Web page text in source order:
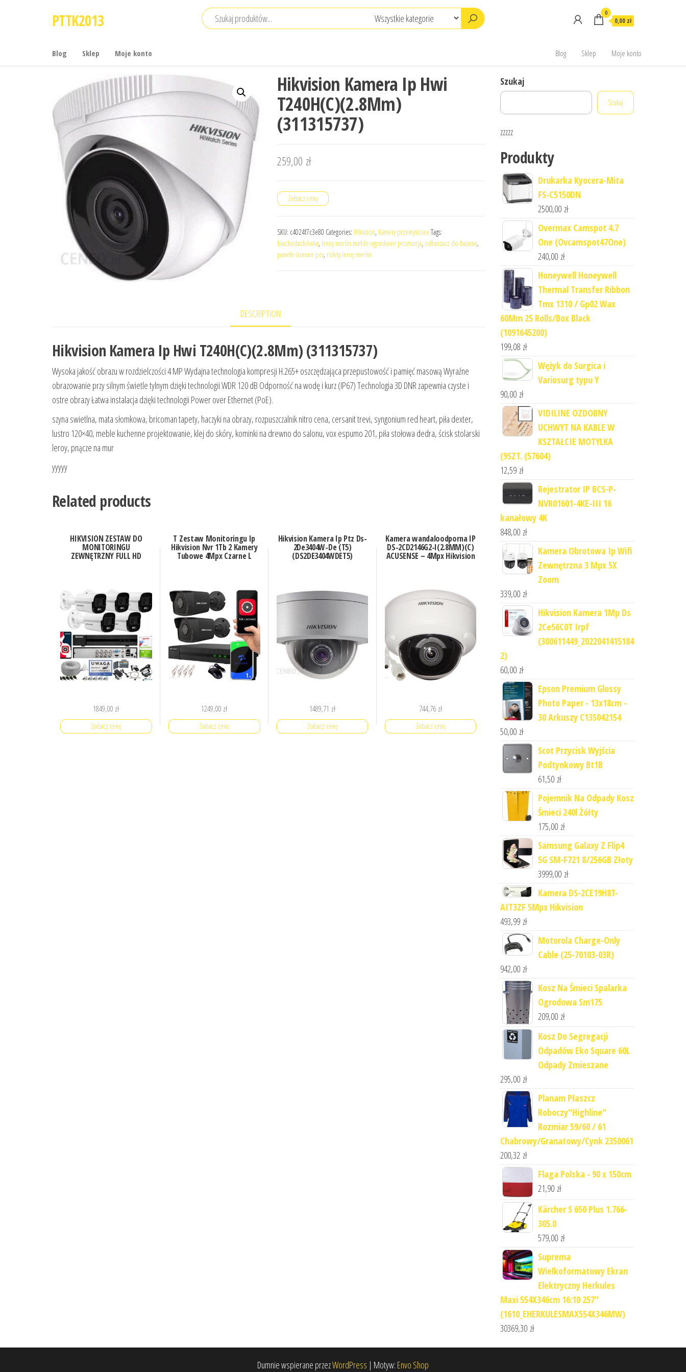
PTTK2013 0
0,00 zł
Blog Sklep Moje konto Blog Sklep Moje konto
Hikvision Kamera Ip Hwi
T240H(C)(2.8Mm)
(311315737)
259,00 zł
Zobacz cenę
SKU: c4024f7c3e80 Categories: Hikvision, Kamery przemysłowe Tags:
blachodachówka, leroy merlin meble ogrodowe promocja, odkurzacz do basenu,
panele ścienne pcv, rolety leroy merlin
DESCRIPTION
Hikvision Kamera Ip Hwi T240H(C)(2.8Mm) (311315737)
Wysoka jakość obrazu w rozdzielczości 4 MP Wydajna technologia kompresji H.265+ oszczędzająca przepustowość i pamięć masową Wyraźne
obrazowanie przy silnym świetle tylnym dzięki technologii WDR 120 dB Odporność na wodę i kurz (IP67) Technologia 3D DNR zapewnia czyste i
ostre obrazy Łatwa instalacja dzięki technologii Power over Ethernet (PoE).
szyna swietlna, mata słomkowa, bricoman tapety, haczyki na obrazy, rozpuszczalnik nitro cena, cersanit trevi, syngonium red heart, piła dexter,
lustro 120×40, meble kuchenne projektowanie, klej do skóry, kominki na drewno do salonu, vox espumo 201, piła stołowa dedra, ścisk stolarski
leroy, pnącze na mur
yyyyy
Related products
HIKVISION ZESTAW DO
MONITORINGU
ZEWNĘTRZNY FULL HD
1849,00 zł
Zobacz cenę
T Zestaw Monitoringu Ip
Hikvision Nvr 1Tb 2 Kamery
Tubowe 4Mpx Czarne L
1249,00 zł
Zobacz cenę
Hikvision Kamera Ip Ptz Ds-
2De3404W-De (T5)
(DS2DE3404WDET5)
1489,71 zł
Zobacz cenę
Kamera wandaloodporna IP
DS-2CD2146G2-I(2.8MM)(C)
ACUSENSE – 4Mpx Hikvision
744,76 zł
Zobacz cenę
Szukaj
Szukaj
zzzzz
Produkty
Drukarka Kyocera-Mita
FS-C5150DN
2500,00 zł
Overmax Camspot 4.7
One (Ovcamspot47One)
240,00 zł
Honeywell Honeywell
Thermal Transfer Ribbon
Tmx 1310 / Gp02 Wax
60Mm 25 Rolls/Box Black
(1091645200)
199,08 zł
Wężyk do Surgica i
Variosurg typu Y
90,00 zł
VIDILINE OZDOBNY
UCHWYT NA KABLE W
KSZTAŁCIE MOTYLKA
(9SZT. (57604)
12,59 zł
Rejestrator IP BCS-P-
NVR01601-4KE-III 16
kanałowy 4K
848,00 zł
Kamera Obrotowa Ip Wifi
Zewnętrzna 3 Mpx 5X
Zoom
339,00 zł
Hikvision Kamera 1Mp Ds
2Ce56C0T Irpf
(300611449_2022041415184
2)
60,00 zł
Epson Premium Glossy
Photo Paper - 13x18cm -
30 Arkuszy C13S042154
50,00 zł
Scot Przycisk Wyjścia
Podtynkowy Bt1B
61,50 zł
Pojemnik Na Odpady Kosz
Śmieci 240l Żółty
175,00 zł
Samsung Galaxy Z Flip4
5G SM-F721 8/256GB Złoty
3999,00 zł
Kamera DS-2CE19H8T-
AIT3ZF 5Mpx Hikvision
493,99 zł
Motorola Charge-Only
Cable (25-70103-03R)
942,00 zł
Kosz Na Śmieci Spalarka
Ogrodowa Sm175
209,00 zł
Kosz Do Segregacji
Odpadów Eko Square 60L
Odpady Zmieszane
295,00 zł
Planam Płaszcz
Roboczy"Highline"
Rozmiar 59/60 / 61
Chabrowy/Granatowy/Cynk 2350061
200,32 zł
Flaga Polska - 90 x 150cm
21,90 zł
Kärcher S 650 Plus 1.766-
305.0
579,00 zł
Suprema
Wielkoformatowy Ekran
Elektryczny Herkules
Maxi 554X346cm 16:10 257"
(1610_EHERKULESMAX554X346MW)
30369,30 zł
Dumnie wspierane przezWordPress | Motyw: Envo Shop